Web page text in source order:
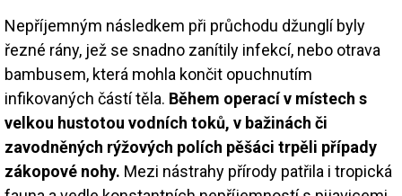
Nepříjemným následkem při průchodu džunglí byly
řezné rány, jež se snadno zanítily infekcí, nebo otrava
bambusem, která mohla končit opuchnutím
infikovaných částí těla. Během operací v místech s
velkou hustotou vodních toků, v bažinách či
zavodněných rýžových polích pěšáci trpěli případy
zákopové nohy. Mezi nástrahy přírody patřila i tropická